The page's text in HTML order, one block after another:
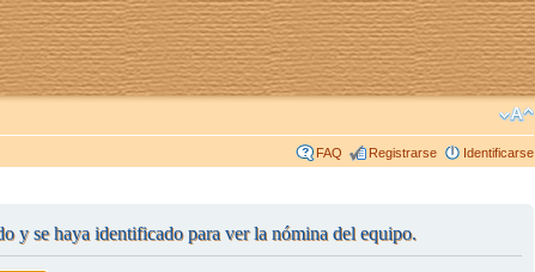
FAQ Registrarse Identificarse
y se haya identificado para ver la nómina del equipo.